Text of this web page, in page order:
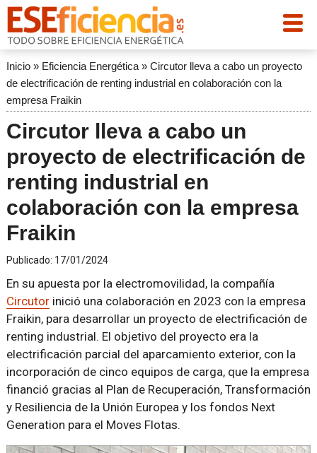
Inicio» Eficiencia Energética» Circutor lleva a cabo un proyecto
de electrificación de renting industrial en colaboración con la
empresa Fraikin
Circutor lleva a cabo un
proyecto de electrificación de
renting industrial en
colaboración con la empresa
Fraikin
Publicado: 17/01/2024
En su apuesta por la electromovilidad, la compañía
Circutorinició una colaboración en 2023 con la empresa
Fraikin, para desarrollar un proyecto de electrificación de
renting industrial. El objetivo del proyecto era la
electrificación parcial del aparcamiento exterior, con la
incorporación de cinco equipos de carga, que la empresa
financió gracias al Plan de Recuperación, Transformación
y Resiliencia de la Unión Europea y los fondos Next
Generation para el Moves Flotas.